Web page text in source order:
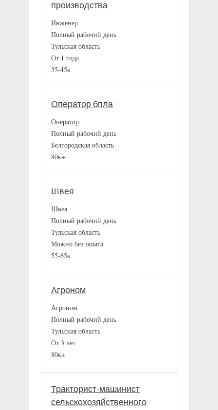
производства
Инженер
Полный рабочий день
Тульская область
От 1 года
35-45к
Оператор бпла
Оператор
Полный рабочий день
Белгородская область
80к+
Швея
Швея
Полный рабочий день
Тульская область
Можно без опыта
55-65к
Агроном
Агроном
Полный рабочий день
Тульская область
От 3 лет
80к+
Тракторист-машинист
сельскохозяйственного